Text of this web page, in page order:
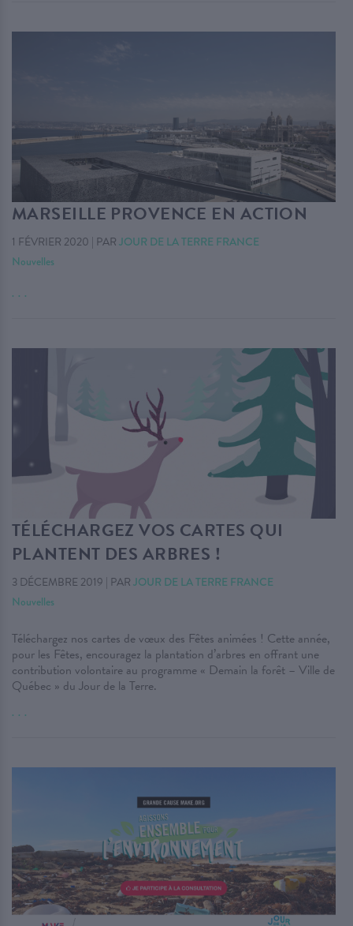
MARSEILLE PROVENCE EN ACTION
1 FÉVRIER 2020 | PAR JOUR DE LA TERRE FRANCE
Nouvelles
. . .
TÉLÉCHARGEZ VOS CARTES QUI
PLANTENT DES ARBRES !
3 DÉCEMBRE 2019 | PAR JOUR DE LA TERRE FRANCE
Nouvelles
Téléchargez nos cartes de vœux des Fêtes animées ! Cette année,
pour les Fêtes, encouragez la plantation d’arbres en offrant une
contribution volontaire au programme « Demain la forêt – Ville de
Québec » du Jour de la Terre.
. . .